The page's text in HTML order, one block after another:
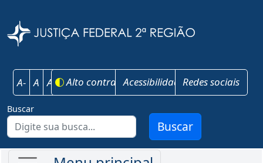
A- A A+ Alto contrasteAcessibilidadeRedes sociais
Buscar
Buscar